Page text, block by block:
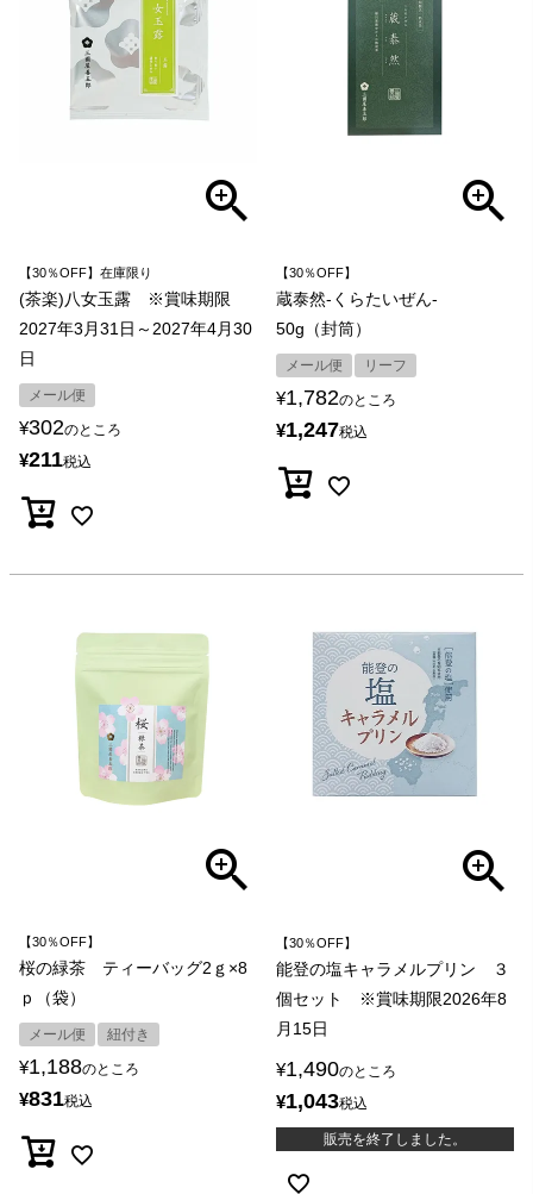
【30％OFF】在庫限り
(茶楽)八女玉露 ※賞味期限
2027年3月31日～2027年4月30
日
メール便
¥302のところ
¥211税込
【30％OFF】
蔵泰然-くらたいぜん-
50g（封筒）
メール便 リーフ
¥1,782のところ
¥1,247税込
【30％OFF】
桜の緑茶 ティーバッグ2ｇ×8
ｐ（袋）
メール便 紐付き
¥1,188のところ
¥831税込
【30％OFF】
能登の塩キャラメルプリン ３
個セット ※賞味期限2026年8
月15日
¥1,490のところ
¥1,043税込
販売を終了しました。